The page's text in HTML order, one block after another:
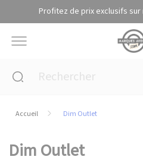
Profitez de prix exclusifs sur
Accueil Dim Outlet
Dim Outlet
Panneau de gestion des cookies